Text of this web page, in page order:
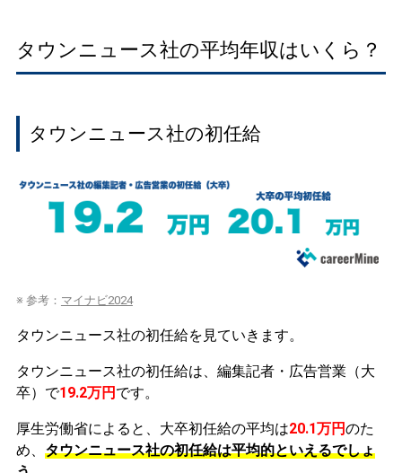
タウンニュース社の平均年収はいくら？
タウンニュース社の初任給
※ 参考： マイナビ2024
タウンニュース社の初任給を見ていきます。
タウンニュース社の初任給は、編集記者・広告営業（大
卒）で19.2万円 です。
厚生労働省によると、大卒初任給の平均は20.1万円のた
め、 タウンニュース社の初任給は平均的といえるでしょ